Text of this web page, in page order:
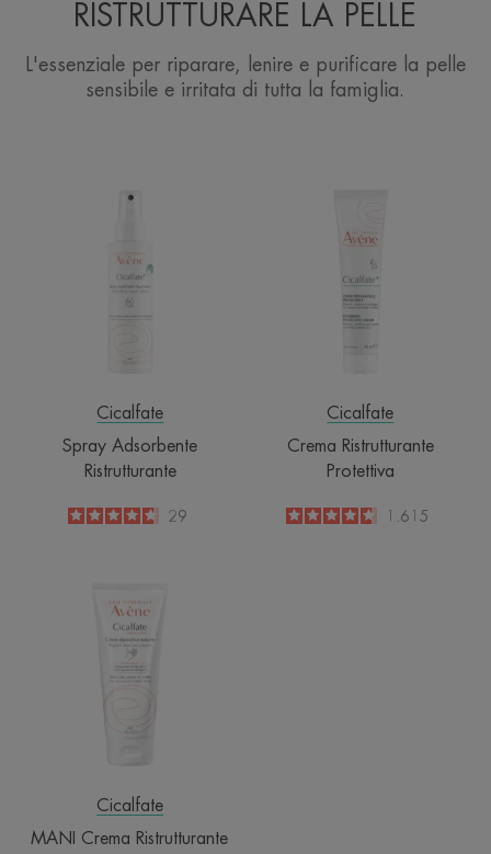
RISTRUTTURARE LA PELLE
L'essenziale per riparare, lenire e purificare la pelle
sensibile e irritata di tutta la famiglia.
Cicalfate
Spray Adsorbente
Ristrutturante
4.7
/
5
29
Protettiva
Cicalfate
Crema Ristrutturante
Protettiva
4.6
/51.615
Crema
Ristrutturante
Barriera
Cicalfate
MANI Crema Ristrutturante